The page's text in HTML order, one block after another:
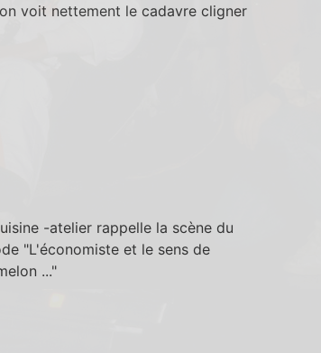
voit nettement le cadavre cligner
-atelier rappelle la scène du
"L'économiste et le sens de
..."